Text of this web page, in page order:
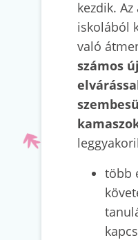
kezdik.
iskolából
való
számos
több